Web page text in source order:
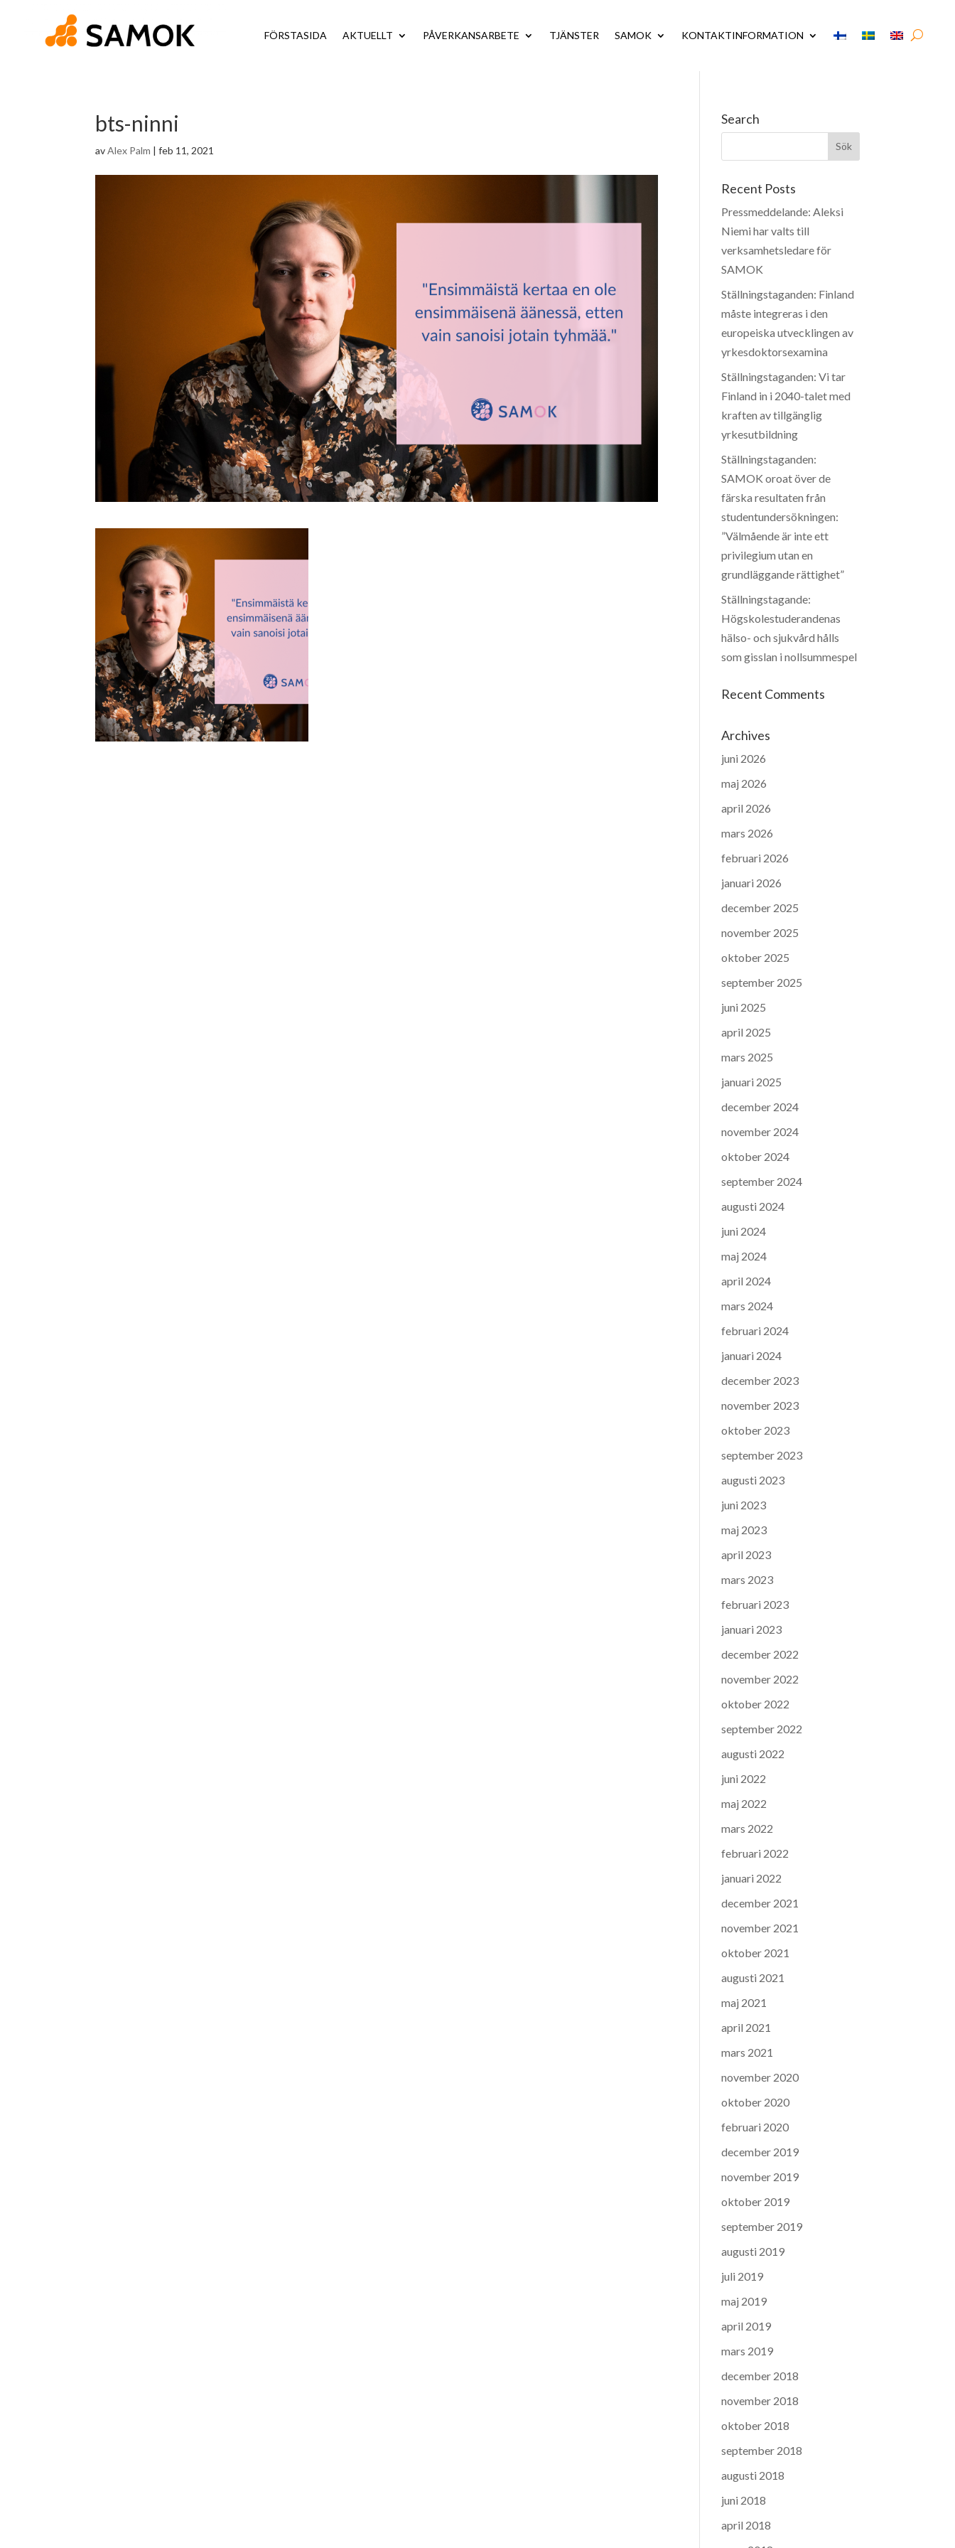
FÖRSTASIDA AKTUELLT PÅVERKANSARBETE TJÄNSTER SAMOK KONTAKTINFORMATION
bts-ninni
avAlex Palm |feb 11, 2021
Search
Recent Posts
Pressmeddelande: Aleksi
Niemi har valts till
verksamhetsledare för
SAMOK
Ställningstaganden: Finland
måste integreras i den
europeiska utvecklingen av
yrkesdoktorsexamina
Ställningstaganden: Vi tar
Finland in i 2040-talet med
kraften av tillgänglig
yrkesutbildning
Ställningstaganden:
SAMOK oroat över de
färska resultaten från
studentundersökningen:
”Välmående är inte ett
privilegium utan en
grundläggande rättighet”
Ställningstagande:
Högskolestuderandenas
hälso- och sjukvård hålls
som gisslan i nollsummespel
Recent Comments
Archives
juni 2026
maj 2026
april 2026
mars 2026
februari 2026
januari 2026
december 2025
november 2025
oktober 2025
september 2025
juni 2025
april 2025
mars 2025
januari 2025
december 2024
november 2024
oktober 2024
september 2024
augusti 2024
juni 2024
maj 2024
april 2024
mars 2024
februari 2024
januari 2024
december 2023
november 2023
oktober 2023
september 2023
augusti 2023
juni 2023
maj 2023
april 2023
mars 2023
februari 2023
januari 2023
december 2022
november 2022
oktober 2022
september 2022
augusti 2022
juni 2022
maj 2022
mars 2022
februari 2022
januari 2022
december 2021
november 2021
oktober 2021
augusti 2021
maj 2021
april 2021
mars 2021
november 2020
oktober 2020
februari 2020
december 2019
november 2019
oktober 2019
september 2019
augusti 2019
juli 2019
maj 2019
april 2019
mars 2019
december 2018
november 2018
oktober 2018
september 2018
augusti 2018
juni 2018
april 2018